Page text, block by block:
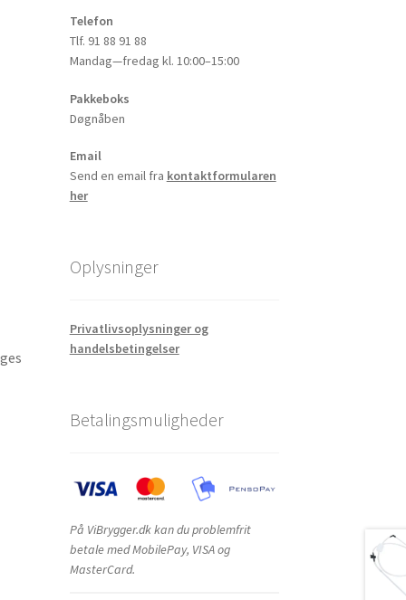
Telefon
Tlf. 91 88 91 88
Mandag—fredag kl. 10:00–15:00
Pakkeboks
Døgnåben
Email
Send en email fra kontaktformularen
her
Oplysninger
Privatlivsoplysninger og
handelsbetingelser
Betalingsmuligheder
På ViBrygger.dk kan du problemfrit
betale med MobilePay, VISA og
MasterCard.